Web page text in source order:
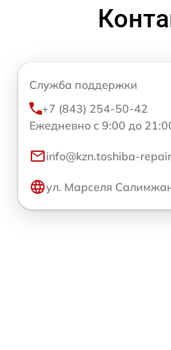
Служба поддержки
+7 (843) 254-50-42
Ежедневно с 9:00 до
info@kzn.toshiba-
ул. Марселя